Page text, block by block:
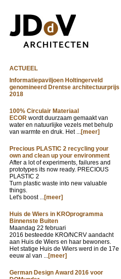
ACTUEEL
Informatiepaviljoen Holtingerveld
genomineerd Drentse architectuurprijs
2018
100% Circulair Materiaal
ECOR wordt duurzaam gemaakt van
water en natuurlijke vezels met behulp
van warmte en druk. Het ...[meer]
Precious PLASTIC 2 recycling your
own and clean up your environment
After a lot of experiments, failures and
prototypes its now ready. PRECIOUS
PLASTIC 2
Turn plastic waste into new valuable
things.
Let's boost ...[meer]
Huis de Wiers in KROprogramma
Binnenste Buiten
Maandag 22 februari
2016 besteedde KRO/NCRV aandacht
aan Huis de Wiers en haar bewoners.
Het statige Huis de Wiers werd in de 17e
eeuw al van ...[meer]
German Design Award 2016 voor